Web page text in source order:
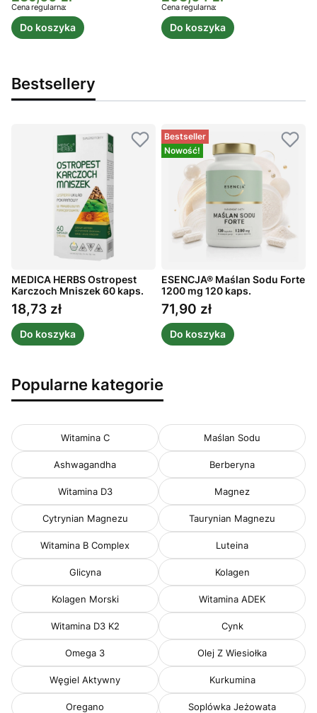
Cena regularna:
Do koszyka
Cena regularna:
Do koszyka
Bestsellery
MEDICA HERBS Ostropest
Karczoch Mniszek 60 kaps.
Cena
18,73 zł
Do koszyka
Bestseller
Nowość!
ESENCJA® Maślan Sodu Forte
1200 mg 120 kaps.
Cena
71,90 zł
Do koszyka
Popularne kategorie
Witamina C Maślan Sodu
Ashwagandha Berberyna
Witamina D3 Magnez
Cytrynian Magnezu Taurynian Magnezu
Witamina B Complex Luteina
Glicyna Kolagen
Kolagen Morski Witamina ADEK
Witamina D3 K2 Cynk
Omega 3 Olej Z Wiesiołka
Węgiel Aktywny Kurkumina
Oregano Soplówka Jeżowata